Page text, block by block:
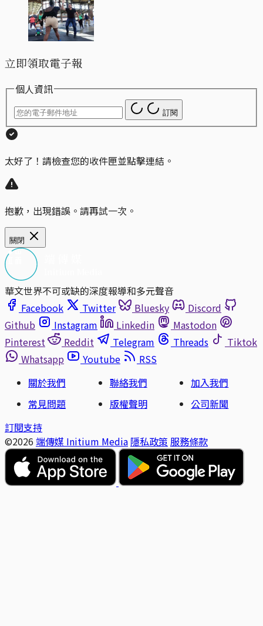
立即領取電子報
個人資訊
訂閱
太好了！請檢查您的收件匣並點擊連結。
抱歉，出現錯誤。請再試一次。
關閉
華文世界不可或缺的深度報導和多元聲音
Facebook
Twitter Bluesky
Discord
Github
Instagram Linkedin
Mastodon
Pinterest
Reddit Telegram Threads
Tiktok
Whatsapp
Youtube
RSS
關於我們
聯絡我們
加入我們
常見問題
版權聲明
公司新聞
訂閱支持
©2026 端傳媒 Initium Media 隱私政策 服務條款